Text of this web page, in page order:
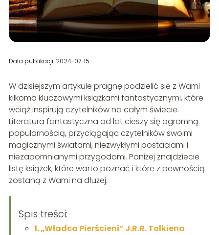
Data publikacji: 2024-07-15
W dzisiejszym artykule pragnę podzielić się z Wami
kilkoma kluczowymi książkami fantastycznymi, które
wciąż inspirują czytelników na całym świecie.
Literatura fantastyczna od lat cieszy się ogromną
popularnością, przyciągając czytelników swoimi
magicznymi światami, niezwykłymi postaciami i
niezapomnianymi przygodami. Poniżej znajdziecie
listę książek, które warto poznać i które z pewnością
zostaną z Wami na dłużej.
Spis treści:
1. „Władca Pierścieni” J.R.R. Tolkiena